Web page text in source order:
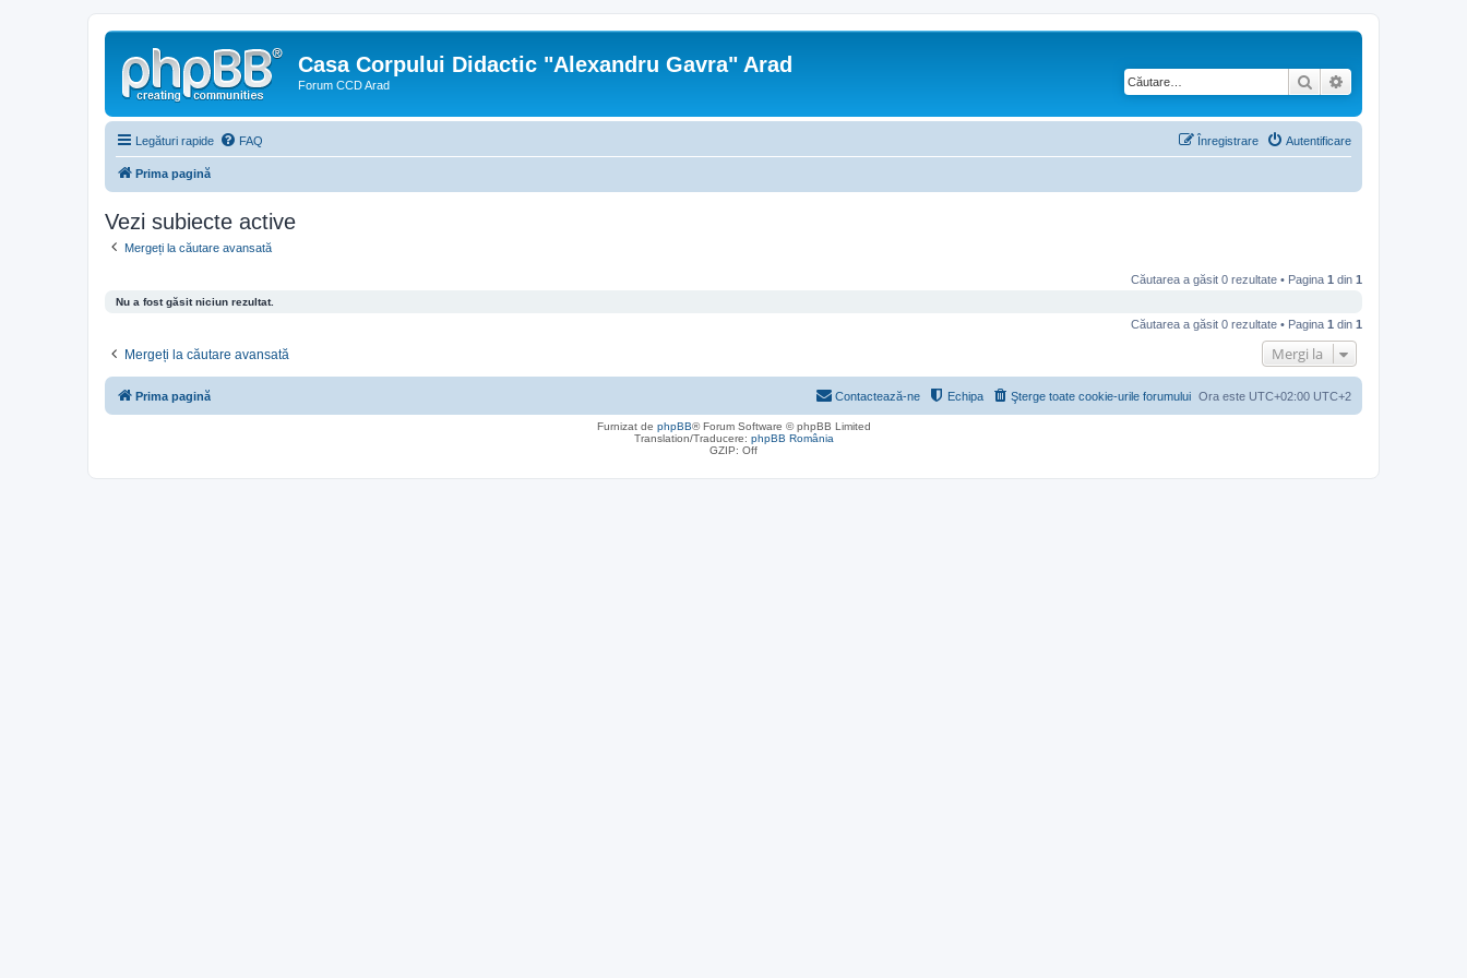
Casa Corpului Didactic "Alexandru Gavra" Arad
Forum CCD Arad Căutare
Legături rapide FAQ Autentificare
Înregistrare
Prima pagină
Vezi subiecte active
Mergeți la căutare avansată
Căutarea a găsit 0 rezultate • Pagina 1 din 1
Nu a fost găsit niciun rezultat.
Căutarea a găsit 0 rezultate • Pagina 1 din 1
Mergeți la căutare avansată Mergi la
Prima pagină Ora este UTC+02:00 UTC+2
Şterge toate cookie-urile forumului
Echipa
Contactează-ne
Furnizat de phpBB® Forum Software © phpBB Limited
Translation/Traducere: phpBB România
GZIP: Off